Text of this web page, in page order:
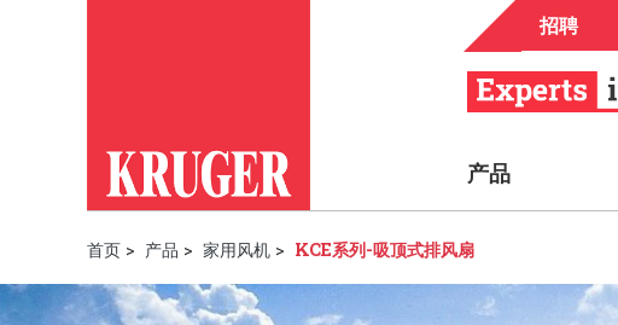
招聘
产品
首页 > 产品 > 家用风机 > KCE系列-吸顶式排风扇